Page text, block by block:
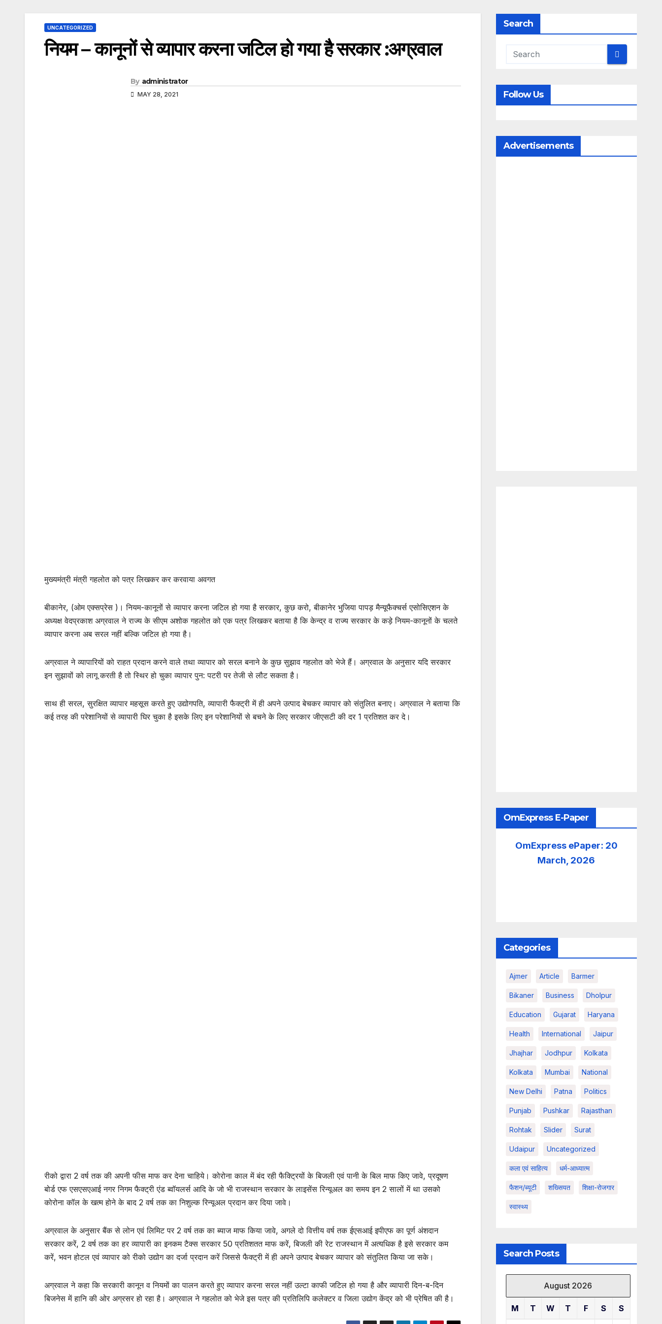
UNCATEGORIZED
नियम – कानूनों से व्यापार करना जटिल हो गया है सरकार :अग्रवाल
By administrator
MAY 28, 2021
मुख्यमंत्री मंत्री गहलोत को पत्र लिखकर कर करवाया अवगत
बीकानेर, (ओम एक्सप्रेस )। नियम-कानूनों से व्यापार करना जटिल हो गया है सरकार, कुछ करो, बीकानेर भुजिया पापड़ मैन्यूफैक्चर्स एसोसिएशन के
अध्यक्ष वेदप्रकाश अग्रवाल ने राज्य के सीएम अशोक गहलोत को एक पत्र लिखकर बताया है कि केन्द्र व राज्य सरकार के कड़े नियम-कानूनों के चलते
व्यापार करना अब सरल नहीं बल्कि जटिल हो गया है।
अग्रवाल ने व्यापारियों को राहत प्रदान करने वाले तथा व्यापार को सरल बनाने के कुछ सुझाव गहलोत को भेजे हैं। अग्रवाल के अनुसार यदि सरकार
इन सुझावों को लागू करती है तो स्थिर हो चुका व्यापार पुन: पटरी पर तेजी से लौट सकता है।
साथ ही सरल, सुरक्षित व्यापार महसूस करते हुए उद्योगपति, व्यापारी फैक्ट्री में ही अपने उत्पाद बेचकर व्यापार को संतुलित बनाए। अग्रवाल ने बताया कि
कई तरह की परेशानियों से व्यापारी घिर चुका है इसके लिए इन परेशानियों से बचने के लिए सरकार जीएसटी की दर 1 प्रतिशत कर दे।
रीको द्वारा 2 वर्ष तक की अपनी फीस माफ कर देना चाहिये। कोरोना काल में बंद रही फैक्ट्रियों के बिजली एवं पानी के बिल माफ किए जावे, प्रदूषण
बोर्ड एफ एसएसएआई नगर निगम फैक्ट्री एंड ब्वॉयलर्स आदि के जो भी राजस्थान सरकार के लाइसेंस रिन्यूअल का समय इन 2 सालों में था उसको
कोरोना कॉल के खत्म होने के बाद 2 वर्ष तक का निशुल्क रिन्यूअल प्रदान कर दिया जावे।
अग्रवाल के अनुसार बैंक से लोन एवं लिमिट पर 2 वर्ष तक का ब्याज माफ किया जावे, अगले दो वित्तीय वर्ष तक ईएसआई इपीएफ का पूर्ण अंशदान
सरकार करें, 2 वर्ष तक का हर व्यापारी का इनकम टैक्स सरकार 50 प्रतिशतत माफ करें, बिजली की रेट राजस्थान में अत्यधिक है इसे सरकार कम
करें, भवन होटल एवं व्यापार को रीको उद्योग का दर्जा प्रदान करें जिससे फैक्ट्री में ही अपने उत्पाद बेचकर व्यापार को संतुलित किया जा सके।
अग्रवाल ने कहा कि सरकारी कानून व नियमों का पालन करते हुए व्यापार करना सरल नहीं उल्टा काफी जटिल हो गया है और व्यापारी दिन-ब-दिन
बिजनेस में हानि की ओर अग्रसर हो रहा है। अग्रवाल ने गहलोत को भेजे इस पत्र की प्रतिलिपि कलेक्टर व जिला उद्योग केंद्र को भी प्रेषित की है।
Search
Follow Us
Advertisements
OmExpress E-Paper
OmExpress ePaper: 20
March, 2026
Categories
Ajmer Article Barmer
Bikaner Business Dholpur
Education Gujarat Haryana
Health International Jaipur
Jhajhar Jodhpur Kolkata
Kolkata Mumbai National
New Delhi Patna Politics
Punjab Pushkar Rajasthan
Rohtak Slider Surat
Udaipur Uncategorized
कला एवं साहित्य धर्म-आध्यात्म
फैशन/ब्यूटी शख्सियत शिक्षा-रोजगार
स्वास्थ्य
Search Posts
August 2026
M T W T F S S